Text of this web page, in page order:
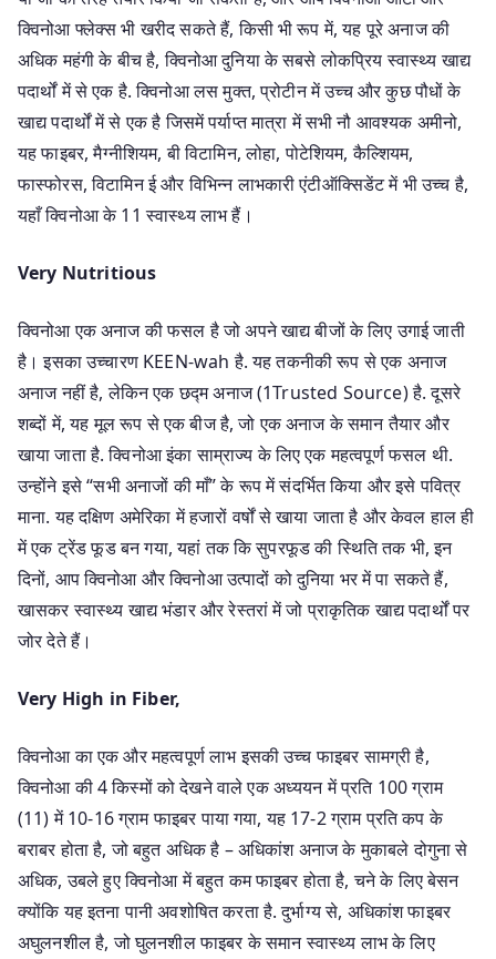
क्विनोआ फ्लेक्स भी खरीद सकते हैं, किसी भी रूप में, यह पूरे अनाज की
अधिक महंगी के बीच है, क्विनोआ दुनिया के सबसे लोकप्रिय स्वास्थ्य खाद्य
पदार्थों में से एक है. क्विनोआ लस मुक्त, प्रोटीन में उच्च और कुछ पौधों के
खाद्य पदार्थों में से एक है जिसमें पर्याप्त मात्रा में सभी नौ आवश्यक अमीनो,
यह फाइबर, मैग्नीशियम, बी विटामिन, लोहा, पोटेशियम, कैल्शियम,
फास्फोरस, विटामिन ई और विभिन्न लाभकारी एंटीऑक्सिडेंट में भी उच्च है,
यहाँ क्विनोआ के 11 स्वास्थ्य लाभ हैं।
Very Nutritious
क्विनोआ एक अनाज की फसल है जो अपने खाद्य बीजों के लिए उगाई जाती
है। इसका उच्चारण KEEN-wah है. यह तकनीकी रूप से एक अनाज
अनाज नहीं है, लेकिन एक छद्म अनाज (1Trusted Source) है. दूसरे
शब्दों में, यह मूल रूप से एक बीज है, जो एक अनाज के समान तैयार और
खाया जाता है. क्विनोआ इंका साम्राज्य के लिए एक महत्वपूर्ण फसल थी.
उन्होंने इसे “सभी अनाजों की माँ” के रूप में संदर्भित किया और इसे पवित्र
माना. यह दक्षिण अमेरिका में हजारों वर्षों से खाया जाता है और केवल हाल ही
में एक ट्रेंड फूड बन गया, यहां तक कि सुपरफूड की स्थिति तक भी, इन
दिनों, आप क्विनोआ और क्विनोआ उत्पादों को दुनिया भर में पा सकते हैं,
खासकर स्वास्थ्य खाद्य भंडार और रेस्तरां में जो प्राकृतिक खाद्य पदार्थों पर
जोर देते हैं।
Very High in Fiber,
क्विनोआ का एक और महत्वपूर्ण लाभ इसकी उच्च फाइबर सामग्री है,
क्विनोआ की 4 किस्मों को देखने वाले एक अध्ययन में प्रति 100 ग्राम
(11) में 10-16 ग्राम फाइबर पाया गया, यह 17-2 ग्राम प्रति कप के
बराबर होता है, जो बहुत अधिक है – अधिकांश अनाज के मुकाबले दोगुना से
अधिक, उबले हुए क्विनोआ में बहुत कम फाइबर होता है, चने के लिए बेसन
क्योंकि यह इतना पानी अवशोषित करता है. दुर्भाग्य से, अधिकांश फाइबर
अघुलनशील है, जो घुलनशील फाइबर के समान स्वास्थ्य लाभ के लिए